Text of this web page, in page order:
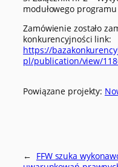
modułowego
Zamówienie zostało
konkurencyjności link:
https://
pl/publication/view/
Powiązane projekty:
← FFW szuka